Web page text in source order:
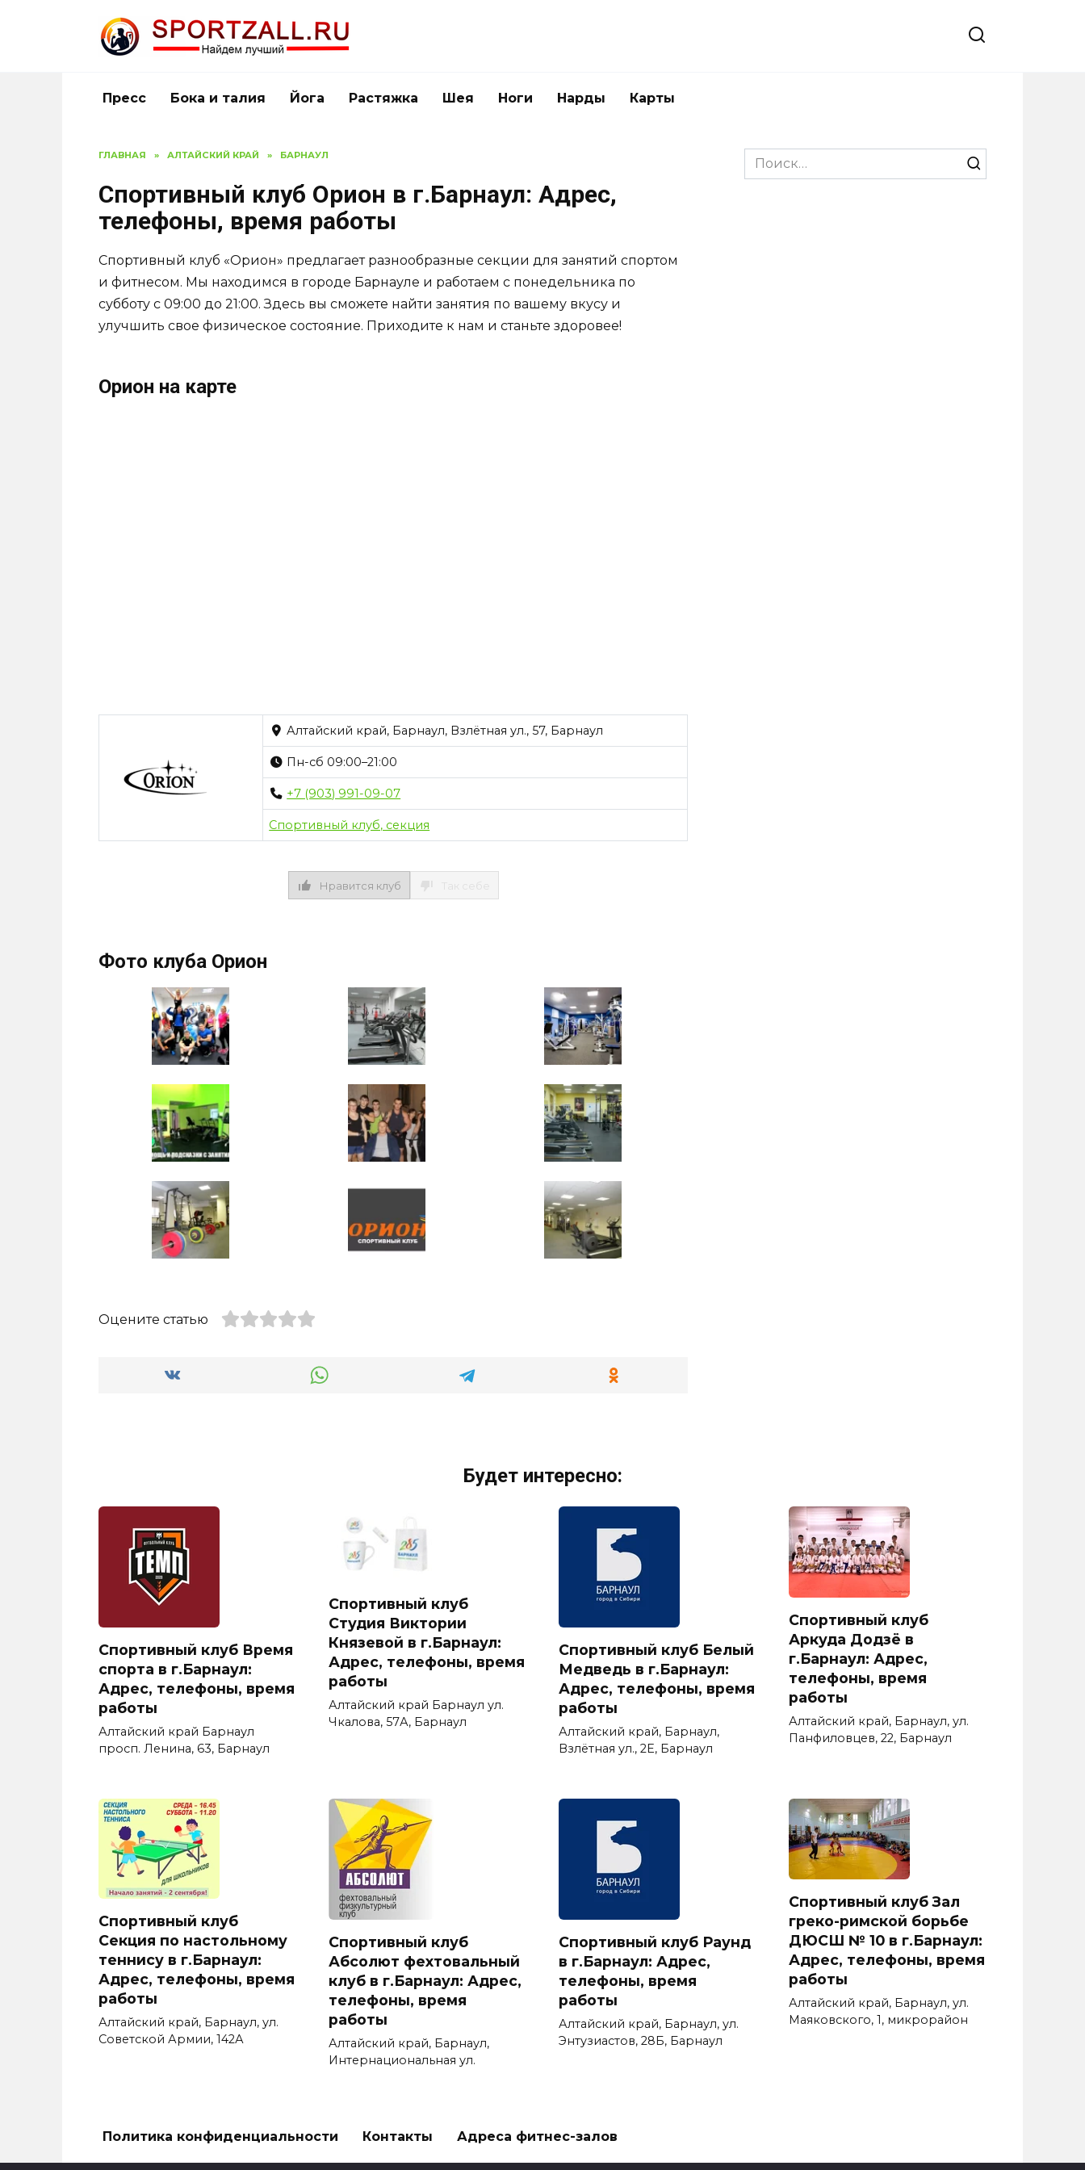
Пресс Бока и талия Йога Растяжка Шея Ноги Нарды Карты
ГЛАВНАЯ » АЛТАЙСКИЙ КРАЙ » БАРНАУЛ
Спортивный клуб Орион в г.Барнаул: Адрес,
телефоны, время работы
Спортивный клуб «Орион» предлагает разнообразные секции для занятий спортом
и фитнесом. Мы находимся в городе Барнауле и работаем с понедельника по
субботу с 09:00 до 21:00. Здесь вы сможете найти занятия по вашему вкусу и
улучшить свое физическое состояние. Приходите к нам и станьте здоровее!
Орион на карте
Алтайский край, Барнаул, Взлётная ул., 57, Барнаул
Пн-сб 09:00–21:00
+7 (903) 991-09-07
Спортивный клуб, секция
Нравится клуб
Фото клуба Орион
Оцените статью
Search
for:
Будет интересно:
Спортивный клуб Время
спорта в г.Барнаул:
Адрес, телефоны, время
работы
Алтайский край Барнаул
просп. Ленина, 63, Барнаул
Спортивный клуб
Студия Виктории
Князевой в г.Барнаул:
Адрес, телефоны, время
работы
Алтайский край Барнаул ул.
Чкалова, 57А, Барнаул
Спортивный клуб Белый
Медведь в г.Барнаул:
Адрес, телефоны, время
работы
Алтайский край, Барнаул,
Взлётная ул., 2Е, Барнаул
Спортивный клуб
Аркуда Додзё в
г.Барнаул: Адрес,
телефоны, время
работы
Алтайский край, Барнаул, ул.
Панфиловцев, 22, Барнаул
Спортивный клуб
Секция по настольному
теннису в г.Барнаул:
Адрес, телефоны, время
работы
Алтайский край, Барнаул, ул.
Советской Армии, 142А
Спортивный клуб
Абсолют фехтовальный
клуб в г.Барнаул: Адрес,
телефоны, время
работы
Алтайский край, Барнаул,
Интернациональная ул.
Спортивный клуб Раунд
в г.Барнаул: Адрес,
телефоны, время
работы
Алтайский край, Барнаул, ул.
Энтузиастов, 28Б, Барнаул
Спортивный клуб Зал
греко-римской борьбе
ДЮСШ № 10 в г.Барнаул:
Адрес, телефоны, время
работы
Алтайский край, Барнаул, ул.
Маяковского, 1, микрорайон
Политика конфиденциальности Контакты Адреса фитнес-залов